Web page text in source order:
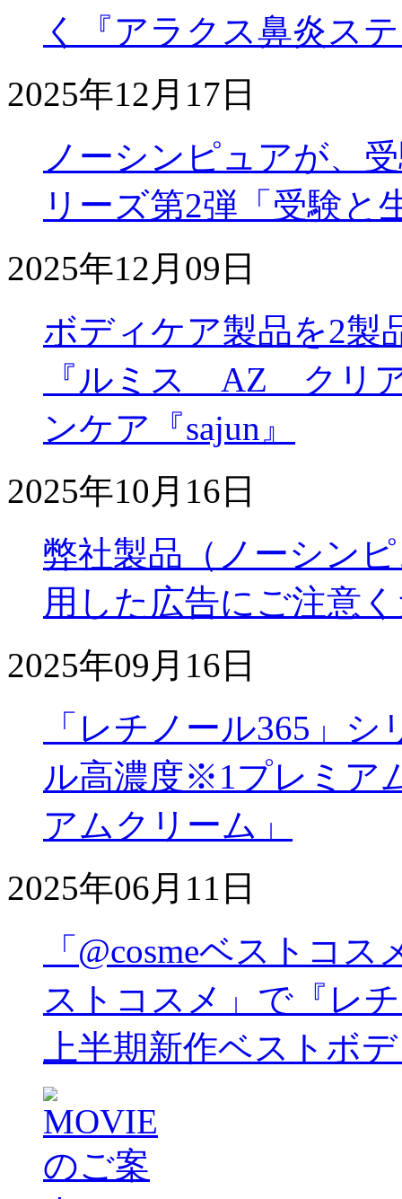
く『アラクス鼻炎ス
2025年12月17日
ノーシンピュアが、
リーズ第2弾「受験と
2025年12月09日
ボディケア製品を2製
『ルミス AZ クリ
ンケア『sajun』
2025年10月16日
弊社製品（ノーシン
用した広告にご注意
2025年09月16日
「レチノール365」
ル高濃度※1プレミア
アムクリーム」
2025年06月11日
「@cosmeベストコ
ストコスメ」で『レ
上半期新作ベストボ